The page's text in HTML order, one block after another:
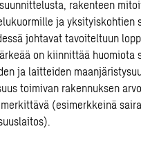
rakenteen
ja yksityiskohtien
johtavat tavoiteltuun
on kiinnittää huomiota
ja laitteiden
toimivan rakennuksen
(esimerkkeinä